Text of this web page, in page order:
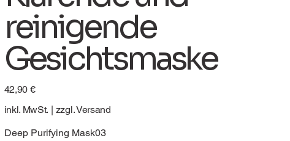
reinigende
Gesichtsmaske
42,90 €
inkl. MwSt. | zzgl. Versand
Deep Purifying Mask03